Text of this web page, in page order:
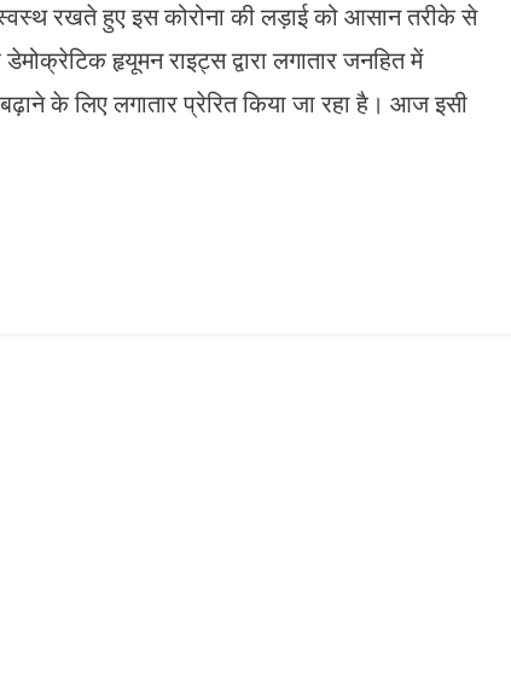
रखते हुए इस कोरोना की लड़ाई को आसान तरीके से
हृयूमन राइट्स द्वारा लगातार जनहित में
के लिए लगातार प्रेरित किया जा रहा है। आज इसी